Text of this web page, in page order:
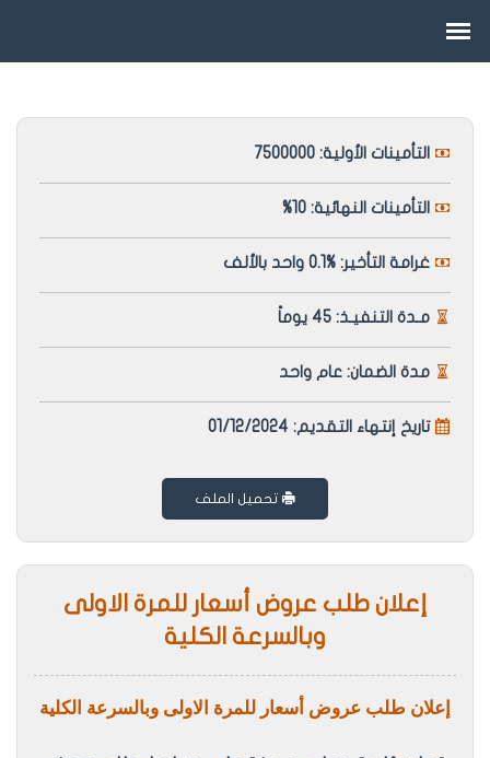
التأمينات الأولية: 7500000
التأمينات النهائية: 10%
غرامة التأخير: %0.1 واحد بالألف
مـدة التنفيـذ: 45 يوماً
مدة الضمان: عام واحد
تاريخ إنتهاء التقديم: 01/12/2024
تحميل الملف
إعلان طلب عروض أسعار للمرة الاولى
وبالسرعة الكلية
إعلان طلب عروض أسعار للمرة الاولى وبالسرعة الكلية